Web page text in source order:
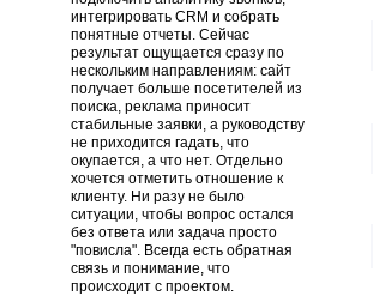
интегрировать CRM и собрать
понятные отчеты. Сейчас
результат ощущается сразу по
нескольким направлениям: сайт
получает больше посетителей из
поиска, реклама приносит
стабильные заявки, а руководству
не приходится гадать, что
окупается, а что нет. Отдельно
хочется отметить отношение к
клиенту. Ни разу не было
ситуации, чтобы вопрос остался
без ответа или задача просто
"повисла". Всегда есть обратная
связь и понимание, что
происходит с проектом.